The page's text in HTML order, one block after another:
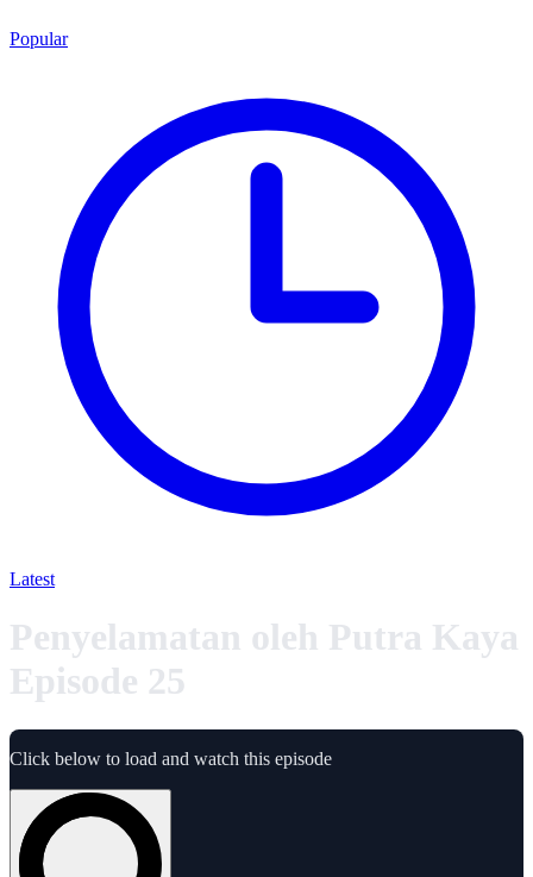
Popular
Latest
Penyelamatan oleh Putra Kaya
Episode 25
Click below to load and watch this episode